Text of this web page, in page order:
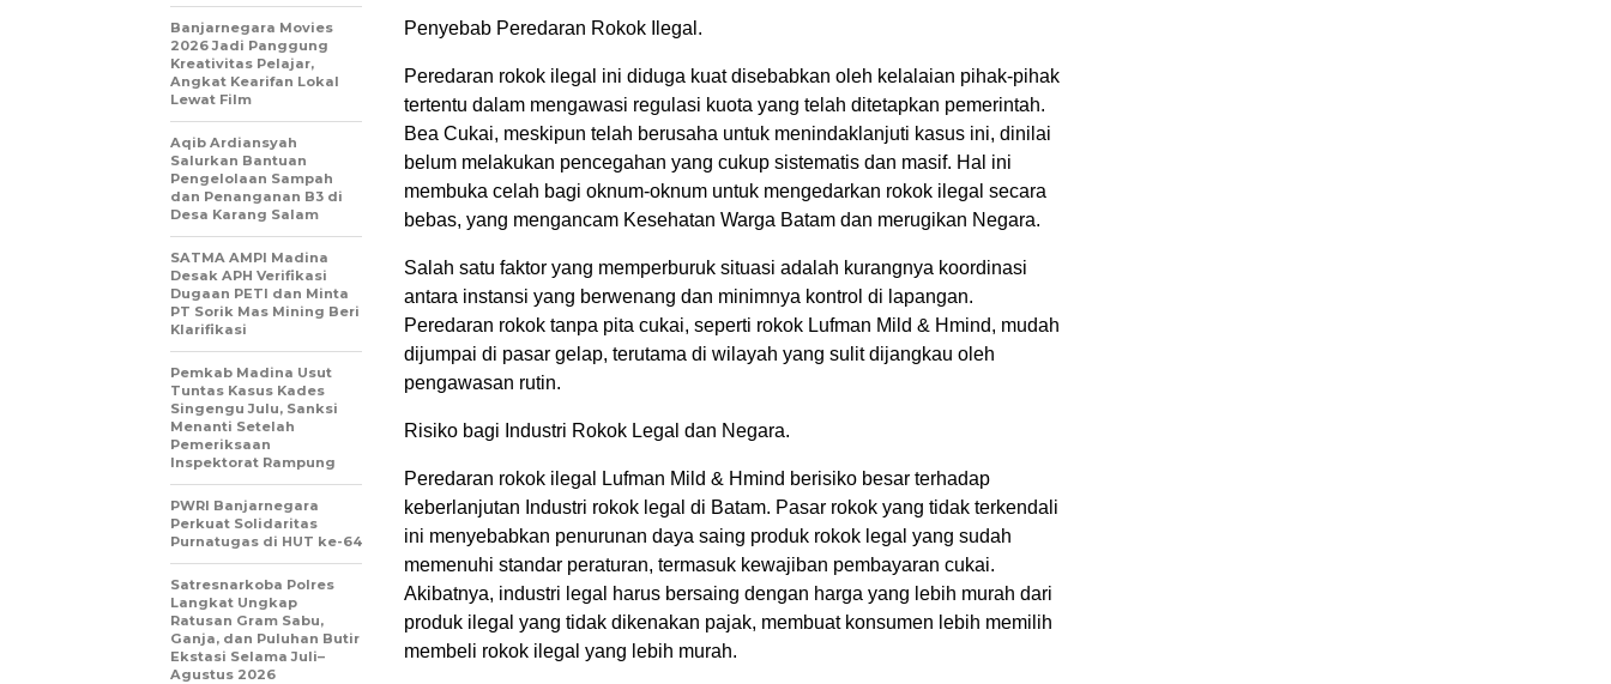
Penyebab Peredaran Rokok Ilegal.
Peredaran rokok ilegal ini diduga kuat disebabkan oleh kelalaian pihak-pihak
tertentu dalam mengawasi regulasi kuota yang telah ditetapkan pemerintah.
Bea Cukai, meskipun telah berusaha untuk menindaklanjuti kasus ini, dinilai
belum melakukan pencegahan yang cukup sistematis dan masif. Hal ini
membuka celah bagi oknum-oknum untuk mengedarkan rokok ilegal secara
bebas, yang mengancam Kesehatan Warga Batam dan merugikan Negara.
Salah satu faktor yang memperburuk situasi adalah kurangnya koordinasi
antara instansi yang berwenang dan minimnya kontrol di lapangan.
Peredaran rokok tanpa pita cukai, seperti rokok Lufman Mild & Hmind, mudah
dijumpai di pasar gelap, terutama di wilayah yang sulit dijangkau oleh
pengawasan rutin.
Risiko bagi Industri Rokok Legal dan Negara.
Peredaran rokok ilegal Lufman Mild & Hmind berisiko besar terhadap
keberlanjutan Industri rokok legal di Batam. Pasar rokok yang tidak terkendali
ini menyebabkan penurunan daya saing produk rokok legal yang sudah
memenuhi standar peraturan, termasuk kewajiban pembayaran cukai.
Akibatnya, industri legal harus bersaing dengan harga yang lebih murah dari
produk ilegal yang tidak dikenakan pajak, membuat konsumen lebih memilih
membeli rokok ilegal yang lebih murah.
Banjarnegara Movies
2026 Jadi Panggung
Kreativitas Pelajar,
Angkat Kearifan Lokal
Lewat Film
Aqib Ardiansyah
Salurkan Bantuan
Pengelolaan Sampah
dan Penanganan B3 di
Desa Karang Salam
SATMA AMPI Madina
Desak APH Verifikasi
Dugaan PETI dan Minta
PT Sorik Mas Mining Beri
Klarifikasi
Pemkab Madina Usut
Tuntas Kasus Kades
Singengu Julu, Sanksi
Menanti Setelah
Pemeriksaan
Inspektorat Rampung
PWRI Banjarnegara
Perkuat Solidaritas
Purnatugas di HUT ke-64
Satresnarkoba Polres
Langkat Ungkap
Ratusan Gram Sabu,
Ganja, dan Puluhan Butir
Ekstasi Selama Juli–
Agustus 2026